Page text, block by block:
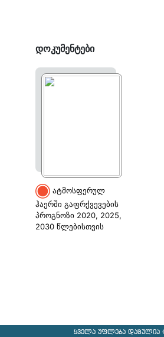
დოკუმენტები
ატმოსფერულ
ჰაერში გაფრქვევების
პროგნოზი 2020, 2025,
2030 წლებისთვის
ყველა უფლება დაცულია